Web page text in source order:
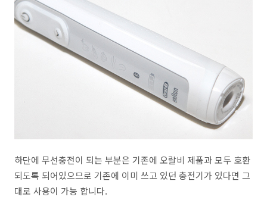
하단에 무선충전이 되는 부분은 기존에 오랄비 제품과 모두 호환
되도록 되어있으므로 기존에 이미 쓰고 있던 충전기가 있다면 그
대로 사용이 가능 합니다.